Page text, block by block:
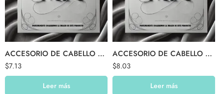
ACCESORIO DE CABELLO $07.99
$7.13
Leer más
ACCESORIO DE CABELLO $08.99
$8.03
Leer más